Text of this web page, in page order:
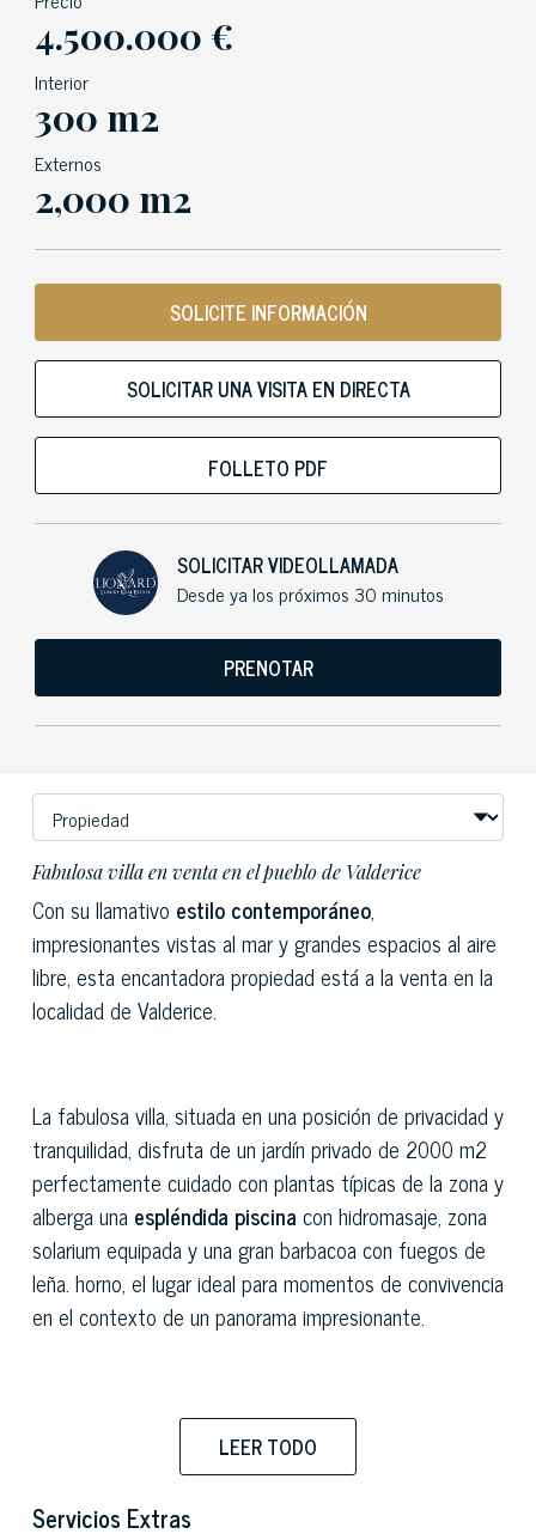
4.500.000 €
Interior
300 m2
Externos
2,000 m2
SOLICITE INFORMACIÓN
SOLICITAR UNA VISITA EN DIRECTA
FOLLETO PDF
SOLICITAR VIDEOLLAMADA
Desde ya los próximos 30 minutos
PRENOTAR
Fabulosa villa en venta en el pueblo de Valderice
Con su llamativo estilo contemporáneo,
impresionantes vistas al mar y grandes espacios al aire
libre, esta encantadora propiedad está a la venta en la
localidad de Valderice.
La fabulosa villa, situada en una posición de privacidad y
tranquilidad, disfruta de un jardín privado de 2000 m2
perfectamente cuidado con plantas típicas de la zona y
alberga una espléndida piscina con hidromasaje, zona
solarium equipada y una gran barbacoa con fuegos de
leña. horno, el lugar ideal para momentos de convivencia
en el contexto de un panorama impresionante.
La maravillosa propiedad se distribuye en dos niveles y
mide alrededor de 300 metros cuadrados.
LEER TODO
Servicios Extras